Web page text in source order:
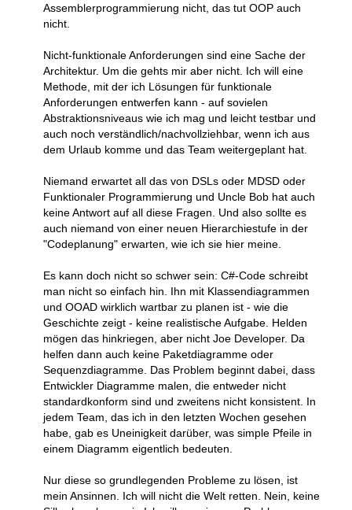
Assemblerprogrammierung nicht, das tut OOP auch
nicht.
Nicht-funktionale Anforderungen sind eine Sache der
Architektur. Um die gehts mir aber nicht. Ich will eine
Methode, mit der ich Lösungen für funktionale
Anforderungen entwerfen kann - auf sovielen
Abstraktionsniveaus wie ich mag und leicht testbar und
auch noch verständlich/nachvollziehbar, wenn ich aus
dem Urlaub komme und das Team weitergeplant hat.
Niemand erwartet all das von DSLs oder MDSD oder
Funktionaler Programmierung und Uncle Bob hat auch
keine Antwort auf all diese Fragen. Und also sollte es
auch niemand von einer neuen Hierarchiestufe in der
"Codeplanung" erwarten, wie ich sie hier meine.
Es kann doch nicht so schwer sein: C#-Code schreibt
man nicht so einfach hin. Ihn mit Klassendiagrammen
und OOAD wirklich wartbar zu planen ist - wie die
Geschichte zeigt - keine realistische Aufgabe. Helden
mögen das hinkriegen, aber nicht Joe Developer. Da
helfen dann auch keine Paketdiagramme oder
Sequenzdiagramme. Das Problem beginnt dabei, dass
Entwickler Diagramme malen, die entweder nicht
standardkonform sind und zweitens nicht konsistent. In
jedem Team, das ich in den letzten Wochen gesehen
habe, gab es Uneinigkeit darüber, was simple Pfeile in
einem Diagramm eigentlich bedeuten.
Nur diese so grundlegenden Probleme zu lösen, ist
mein Ansinnen. Ich will nicht die Welt retten. Nein, keine